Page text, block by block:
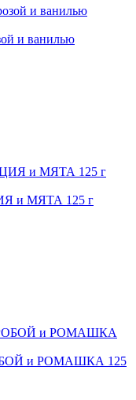
и ванилью
и МЯТА 125 г
и РОМАШКА 125